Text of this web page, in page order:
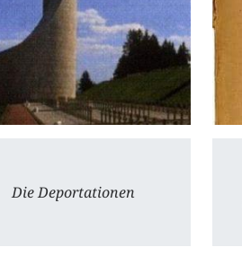
Die Deportationen